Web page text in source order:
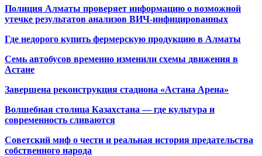
Полиция Алматы проверяет информацию о возможной
утечке результатов анализов ВИЧ-инфицированных
Где недорого купить фермерскую продукцию в Алматы
Семь автобусов временно изменили схемы движения в
Астане
Завершена реконструкция стадиона «Астана Арена»
Волшебная столица Казахстана — где культура и
современность сливаются
Советский миф о чести и реальная история предательства
собственного народа